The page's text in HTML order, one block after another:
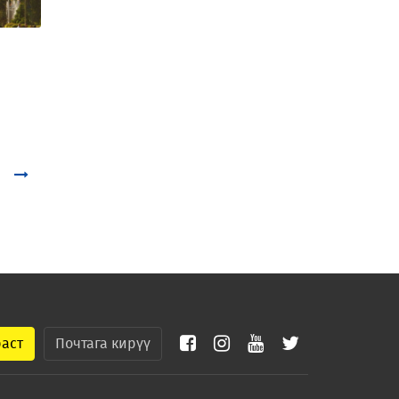
Почтага кирүү